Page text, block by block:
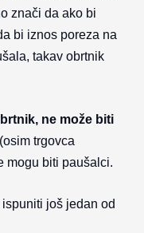
znači da ako bi
bi iznos poreza na
takav obrtnik
ne može biti
trgovca
mogu biti paušalci.
još jedan od